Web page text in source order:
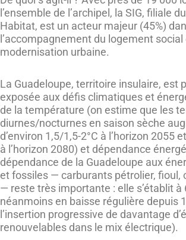
l’ensemble de l’archipel, la SIG, filiale
Habitat, est un acteur majeur (45%)
l’accompagnement du logement social
modernisation urbaine.
La Guadeloupe, territoire insulaire, est
exposée aux défis climatiques et
de la température (on estime que les
diurnes/nocturnes en saison sèche
d’environ 1,5/1,5-2°C à l’horizon 2055
à l’horizon 2080) et dépendance
dépendance de la Guadeloupe aux
et fossiles — carburants pétrolier, fioul,
— reste très importante : elle s’établit à
néanmoins en baisse régulière depuis
l’insertion progressive de davantage
renouvelables dans le mix électrique).